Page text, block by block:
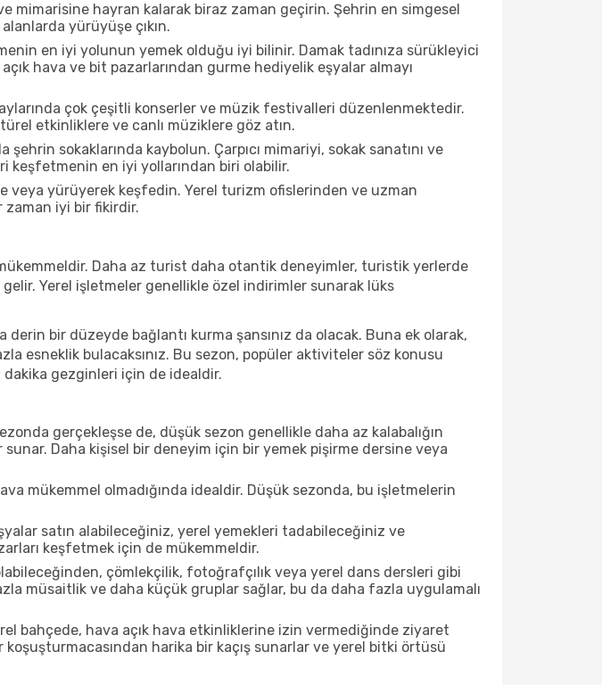
mimarisine hayran kalarak biraz zaman geçirin. Şehrin en simgesel
yürüyüşe çıkın.
en iyi yolunun yemek olduğu iyi bilinir. Damak tadınıza sürükleyici
hava ve bit pazarlarından gurme hediyelik eşyalar almayı
çok çeşitli konserler ve müzik festivalleri düzenlenmektedir.
etkinliklere ve canlı müziklere göz atın.
sokaklarında kaybolun. Çarpıcı mimariyi, sokak sanatını ve
keşfetmenin en iyi yollarından biri olabilir.
veya yürüyerek keşfedin. Yerel turizm ofislerinden ve uzman
zaman iyi bir fikirdir.
Daha az turist daha otantik deneyimler, turistik yerlerde
Yerel işletmeler genellikle özel indirimler sunarak lüks
bir düzeyde bağlantı kurma şansınız da olacak. Buna ek olarak,
esneklik bulacaksınız. Bu sezon, popüler aktiviteler söz konusu
dakika gezginleri için de idealdir.
gerçekleşse de, düşük sezon genellikle daha az kalabalığın
Daha kişisel bir deneyim için bir yemek pişirme dersine veya
mükemmel olmadığında idealdir. Düşük sezonda, bu işletmelerin
satın alabileceğiniz, yerel yemekleri tadabileceğiniz ve
keşfetmek için de mükemmeldir.
çömlekçilik, fotoğrafçılık veya yerel dans dersleri gibi
müsaitlik ve daha küçük gruplar sağlar, bu da daha fazla uygulamalı
bahçede, hava açık hava etkinliklerine izin vermediğinde ziyaret
harika bir kaçış sunarlar ve yerel bitki örtüsü